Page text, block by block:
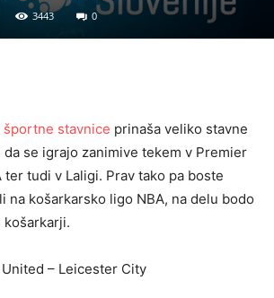
3443 0
športne stavnice prinaša veliko stavne
se igrajo zanimive tekem v Premier
tudi v Laligi. Prav tako pa boste
na košarkarsko ligo NBA, na delu bodo
– Leicester City